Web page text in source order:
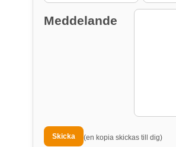
Meddelande
(en kopia skickas till dig)